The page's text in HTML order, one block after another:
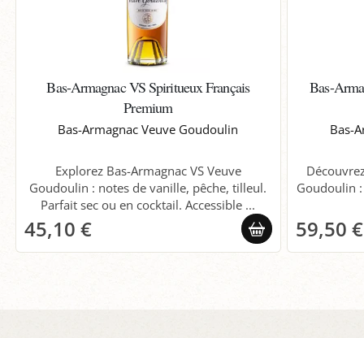
Bas-Armagnac VS Spiritueux Français
Premium
Bas-Armagnac Veuve Goudoulin
Explorez Bas-Armagnac VS Veuve
Goudoulin : notes de vanille, pêche, tilleul.
Parfait sec ou en cocktail. Accessible ...
45,10 €
Bas-
Bas-
Goudoulin
59,50 €